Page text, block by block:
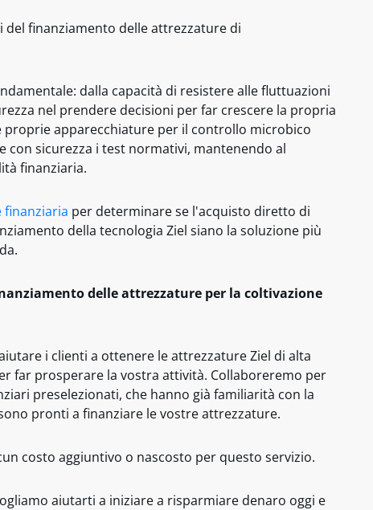
del finanziamento delle attrezzature di
dalla capacità di resistere alle fluttuazioni
nel prendere decisioni per far crescere la propria
proprie apparecchiature per il controllo microbico
con sicurezza i test normativi, mantenendo al
finanziaria.
finanziaria per determinare se l'acquisto diretto di
della tecnologia Ziel siano la soluzione più
delle attrezzature per la coltivazione
i clienti a ottenere le attrezzature Ziel di alta
far prosperare la vostra attività. Collaboreremo per
preselezionati, che hanno già familiarità con la
pronti a finanziare le vostre attrezzature.
costo aggiuntivo o nascosto per questo servizio.
aiutarti a iniziare a risparmiare denaro oggi e